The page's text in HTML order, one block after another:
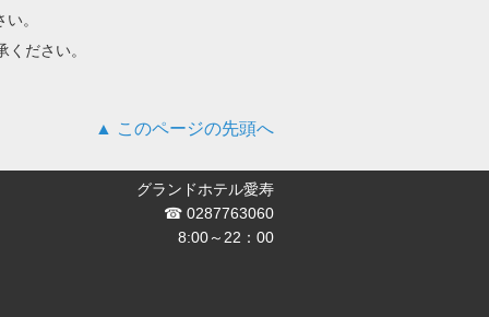
。
ださい。
このページの先頭へ
グランドホテル愛寿
☎ 0287763060
8:00～22：00